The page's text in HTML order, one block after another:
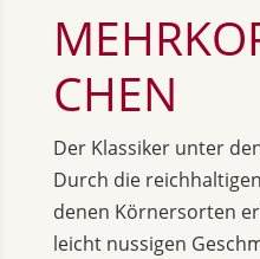
CHEN
Der Klas­si­ker unter
Durch die
de­nen Kör­ner­sor­ten
leicht nus­si­gen